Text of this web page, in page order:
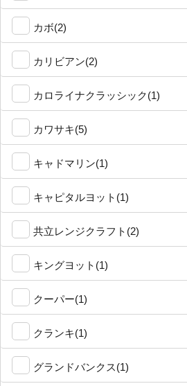
カボ(2)
カリビアン(2)
カロライナクラッシック(1)
カワサキ(5)
キャドマリン(1)
キャピタルヨット(1)
共立レンジクラフト(2)
キングヨット(1)
クーパー(1)
クランキ(1)
グランドバンクス(1)